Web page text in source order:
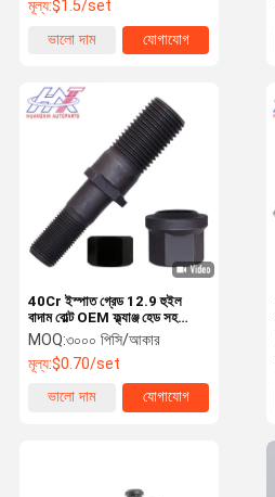
মূল্য:$1.5/set
ভালো দাম
যোগাযোগ
40Cr ইস্পাত গ্রেড 12.9 হুইল
বাদাম বোল্ট OEM ফ্ল্যাঞ্জ হেড সহ
35CrMo
MOQ:৩০০০ পিসি/আকার
মূল্য:$0.70/set
ভালো দাম
যোগাযোগ